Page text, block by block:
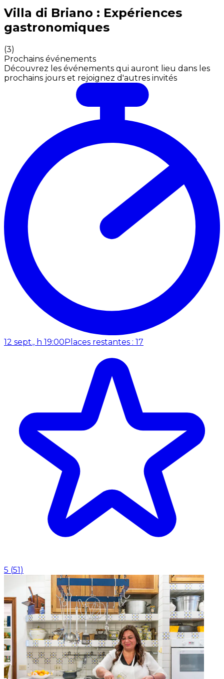
Expériences culinaires inoubliables : Expériences
Villa di Briano : Expériences
gastronomiques
(3)
Prochains événements
Découvrez les événements qui auront lieu dans les
prochains jours et rejoignez d'autres invités
12 sept., h 19:00 Places restantes : 17
5 (51 )